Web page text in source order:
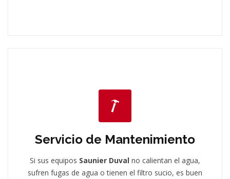
Servicio de Mantenimiento
Si sus equipos Saunier Duval no calientan el agua,
sufren fugas de agua o tienen el filtro sucio, es buen